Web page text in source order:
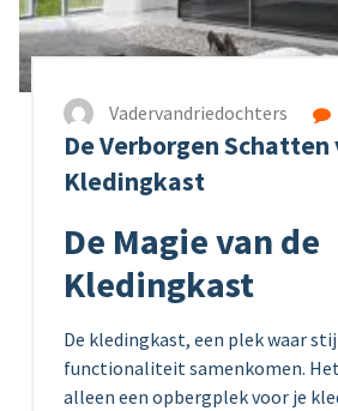
Vadervandriedochters
De Verborgen Schatten
Kledingkast
De Magie van de
Kledingkast
De kledingkast, een plek waar
functionaliteit samenkomen.
alleen een opbergplek voor je